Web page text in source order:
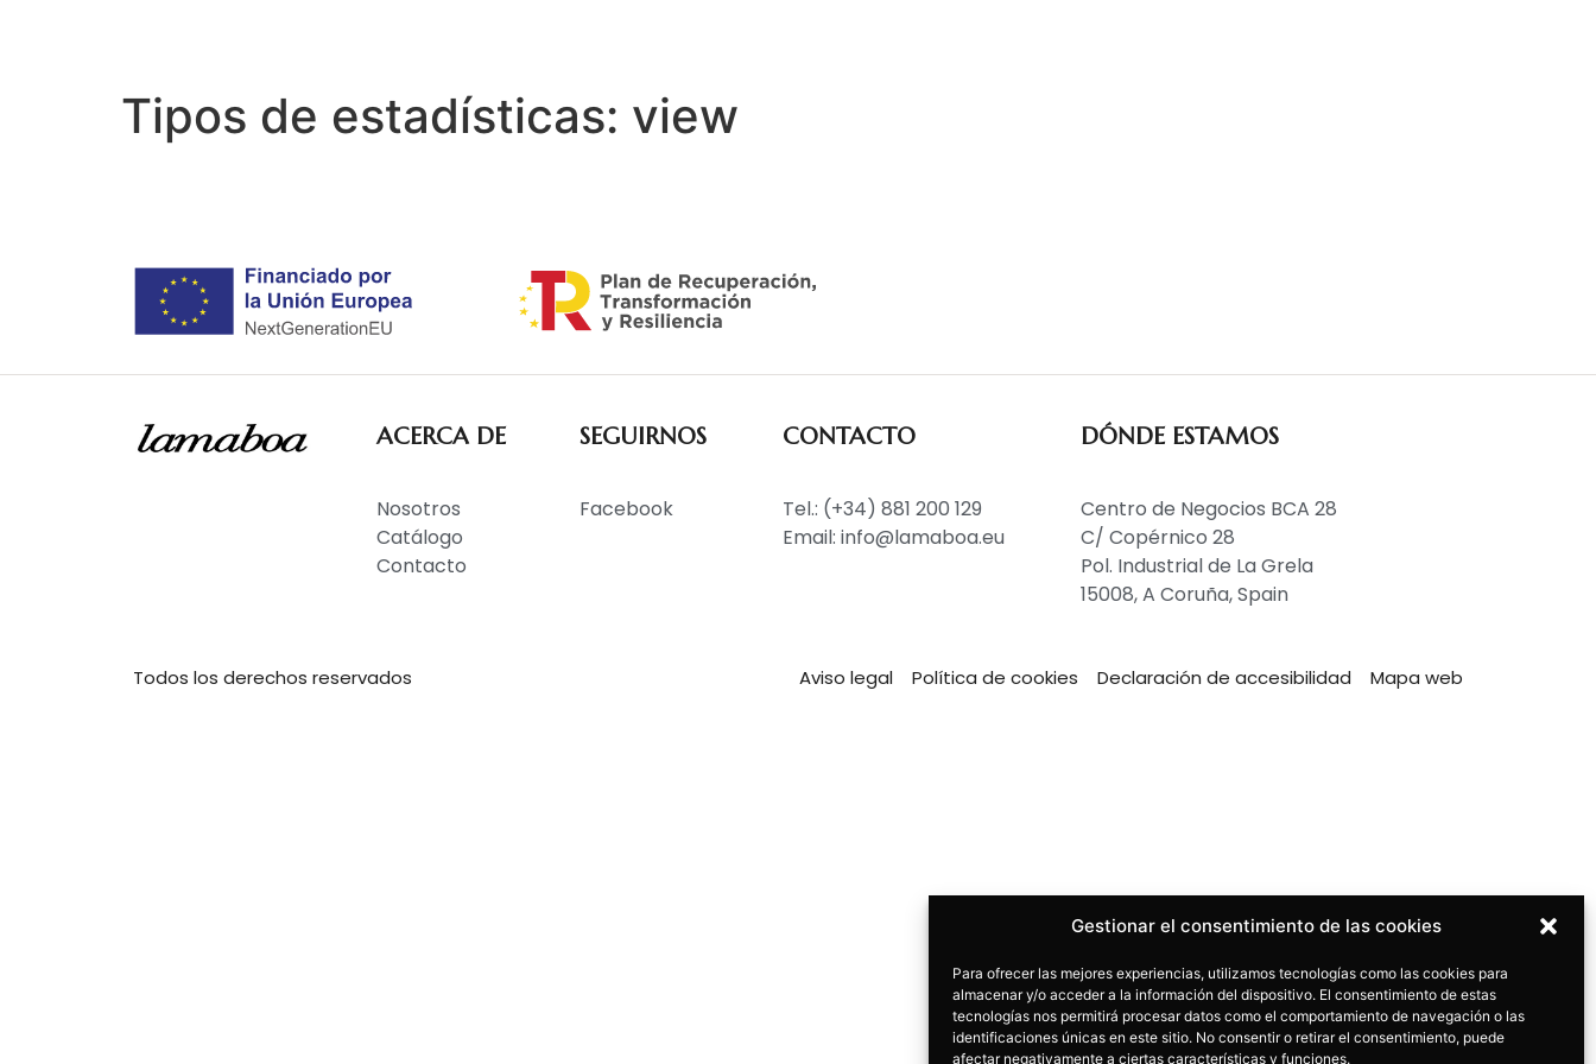
Gestionar el consentimiento de las cookies
Para ofrecer las mejores experiencias, utilizamos tecnologías como las cookies para
almacenar y/o acceder a la información del dispositivo. El consentimiento de estas
tecnologías nos permitirá procesar datos como el comportamiento de navegación o las
identificaciones únicas en este sitio. No consentir o retirar el consentimiento, puede
afectar negativamente a ciertas características y funciones.
Tipos de estadísticas: view
ACERCA DE
Nosotros
Catálogo
Contacto
SEGUIRNOS
Facebook
CONTACTO
Tel.: (+34) 881 200 129
Email: info@lamaboa.eu
DÓNDE ESTAMOS
Centro de Negocios BCA 28
C/ Copérnico 28
Pol. Industrial de La Grela
15008, A Coruña, Spain
Todos los derechos reservados Aviso legal Política de cookies Declaración de accesibilidad Mapa web